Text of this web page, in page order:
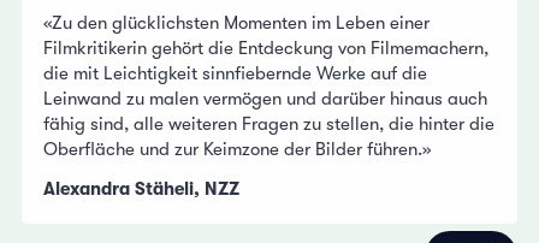
«Zu den glücklichsten Momenten im Leben einer
Filmkritikerin gehört die Entdeckung von Filmemachern,
die mit Leichtigkeit sinnfiebernde Werke auf die
Leinwand zu malen vermögen und darüber hinaus auch
fähig sind, alle weiteren Fragen zu stellen, die hinter die
Oberfläche und zur Keimzone der Bilder führen.»
Alexandra Stäheli, NZZ